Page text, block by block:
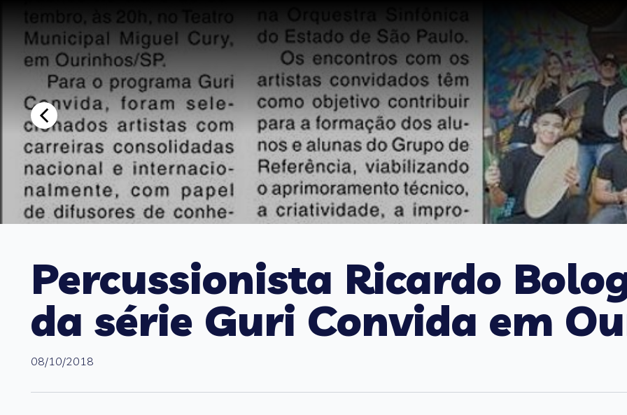
Percussionista Ricardo
da série Guri Convida em
08/10/2018